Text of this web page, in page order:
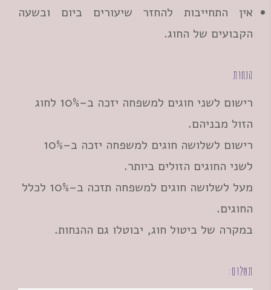
אין התחייבות להחזר שיעורים ביום ובשעה
הקבועים של החוג.
הנחות
רישום לשני חוגים למשפחה יזכה ב–10% לחוג
הזול מבניהם.
רישום לשלושה חוגים למשפחה יזכה ב–10%
לשני החוגים הזולים ביותר.
מעל לשלושה חוגים למשפחה תזכה ב–10% לכלל
החוגים.
במקרה של ביטול חוג, יבוטלו גם ההנחות.
תשלום: